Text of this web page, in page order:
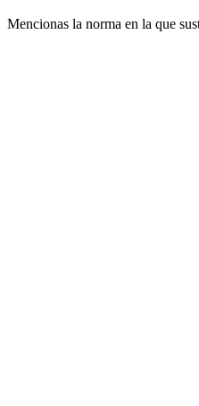
Mencionas la norma en la que